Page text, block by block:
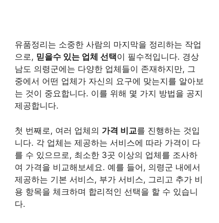
유품정리는 소중한 사람의 마지막을 정리하는 작업
으로, 믿을수 있는 업체 선택이 필수적입니다. 경상
남도 의령군에는 다양한 업체들이 존재하지만, 그
중에서 어떤 업체가 자신의 요구에 맞는지를 알아보
는 것이 중요합니다. 이를 위해 몇 가지 방법을 공지
제공합니다.
첫 번째로, 여러 업체의 가격 비교를 진행하는 것입
니다. 각 업체는 제공하는 서비스에 따라 가격이 다
를 수 있으므로, 최소한 3곳 이상의 업체를 조사하
여 가격을 비교해보세요. 예를 들어, 의령군 내에서
제공하는 기본 서비스, 부가 서비스, 그리고 추가 비
용 항목을 체크하며 합리적인 선택을 할 수 있습니
다.